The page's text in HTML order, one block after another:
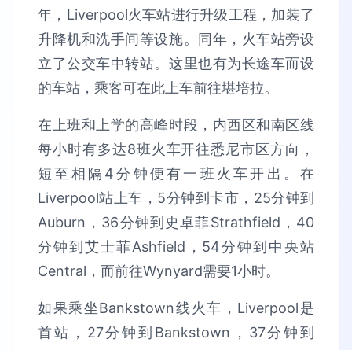
年，Liverpool火车站进行升级工程，加装了
升降机和洗手间等设施。同年，火车站旁设
立了公交车中转站。这里也有为长途车而设
的车站，乘客可在此上车前往堪培拉。
在上班和上学的高峰时段，内西区和南区线
每小时有多达8班火车开往悉尼市区方向，
短至相隔4分钟便有一班火车开出。在
Liverpool站上车，5分钟到卡市，25分钟到
Auburn，36分钟到史卓菲Strathfield，40
分钟到艾士菲Ashfield，54分钟到中央站
Central，而前往Wynyard需要1小时。
如果乘坐Bankstown线火车，Liverpool是
首站，27分钟到Bankstown，37分钟到